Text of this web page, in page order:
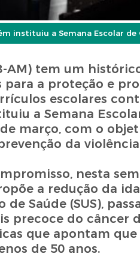
instituiu a Semana Escolar
AM) tem um
a proteção e
escolares
a Semana
março, com o
da
nesta
a redução da
Saúde (SUS),
precoce do câncer
que apontam
de 50 anos.